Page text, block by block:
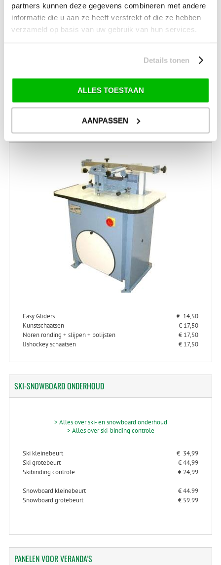
partners kunnen deze gegevens combineren met andere
informatie die u aan ze heeft verstrekt of die ze hebben
verzameld op basis van uw gebruik van hun services.
Details tonen
ALLES TOESTAAN
AANPASSEN
+31 (0) 599-613946
info@tevelde.nl
SCHAATSENSLIJPEN
Easy Gliders
€ 14,50
Kunstschaatsen
€ 17,50
Noren ronding + slijpen + polijsten
€ 17,50
IJshockey schaatsen
€ 17,50
SKI-SNOWBOARDONDERHOUD
> Alles over ski- en snowboard onderhoud
> Alles over ski-binding controle
Ski kleinebeurt
€ 34,99
Ski grotebeurt
€ 44,99
Skibinding controle
€ 24,99
Snowboard kleinebeurt
€ 44.99
Snowboard grotebeurt
€ 59.99
PANELENVOOR VERANDA'S